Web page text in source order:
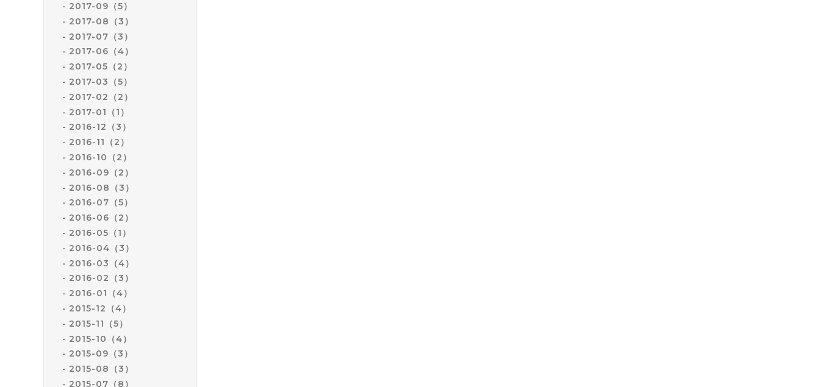
2017-09（5）
2017-08（3）
2017-07（3）
2017-06（4）
2017-05（2）
2017-03（5）
2017-02（2）
2017-01（1）
2016-12（3）
2016-11（2）
2016-10（2）
2016-09（2）
2016-08（3）
2016-07（5）
2016-06（2）
2016-05（1）
2016-04（3）
2016-03（4）
2016-02（3）
2016-01（4）
2015-12（4）
2015-11（5）
2015-10（4）
2015-09（3）
2015-08（3）
2015-07（8）